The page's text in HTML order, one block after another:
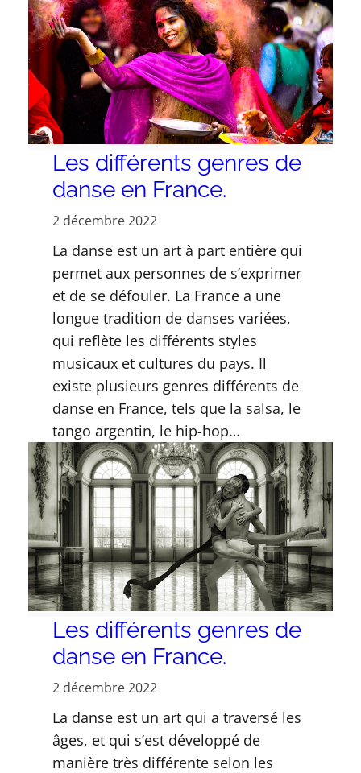
Les différents genres de
danse en France.
2 décembre 2022
La danse est un art à part entière qui
permet aux personnes de s’exprimer
et de se défouler. La France a une
longue tradition de danses variées,
qui reflète les différents styles
musicaux et cultures du pays. Il
existe plusieurs genres différents de
danse en France, tels que la salsa, le
tango argentin, le hip-hop…
Les différents genres de
danse en France.
2 décembre 2022
La danse est un art qui a traversé les
âges, et qui s’est développé de
manière très différente selon les